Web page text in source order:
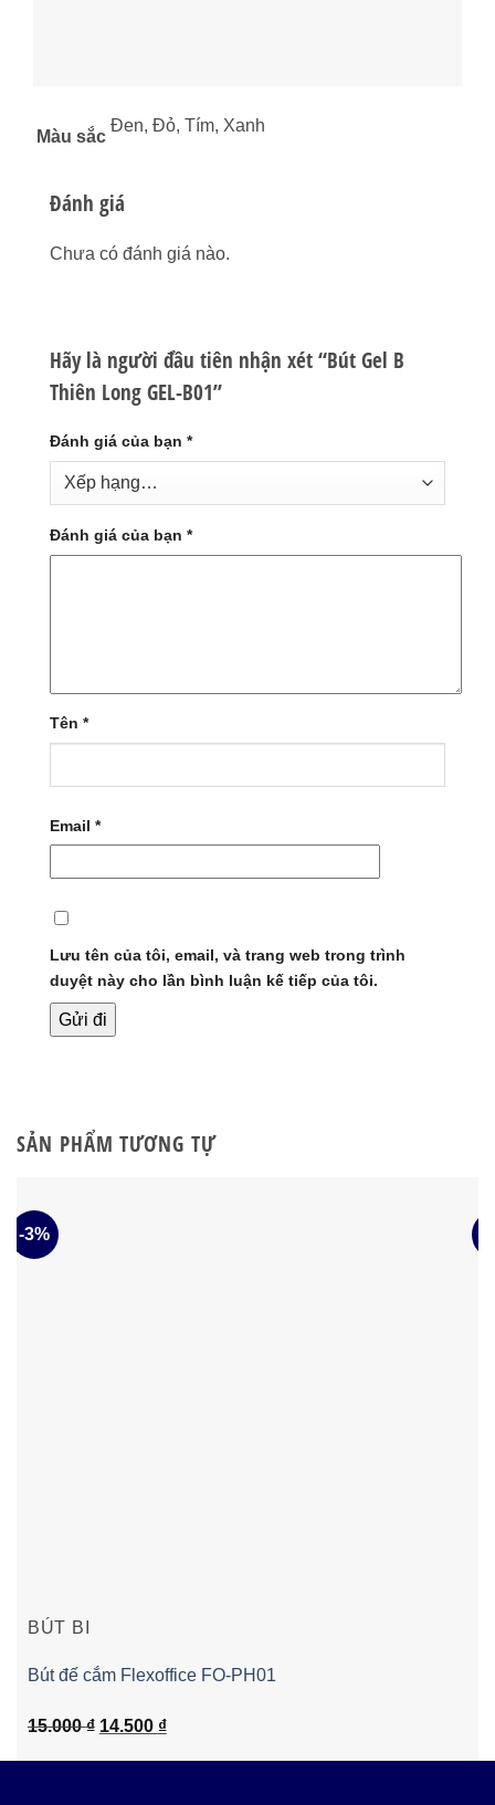
Màu sắc
Đen, Đỏ, Tím, Xanh
Đánh giá
Chưa có đánh giá nào.
Hãy là người đầu tiên nhận xét “Bút Gel B
Thiên Long GEL-B01”
Đánh giá của bạn *
Đánh giá của bạn *
Tên *
Email *
Lưu tên của tôi, email, và trang web trong trình
duyệt này cho lần bình luận kế tiếp của tôi.
SẢN PHẨM TƯƠNG TỰ
-3%
BÚT BI
Bút đế cắm Flexoffice FO-PH01
15.000₫ Giá
14.500 ₫Giá